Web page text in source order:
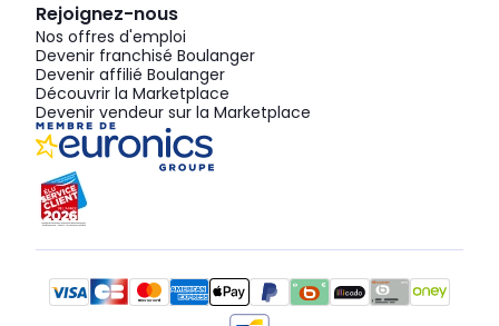
Rejoignez-nous
Nos offres d'emploi
Devenir franchisé Boulanger
Devenir affilié Boulanger
Découvrir la Marketplace
Devenir vendeur sur la Marketplace